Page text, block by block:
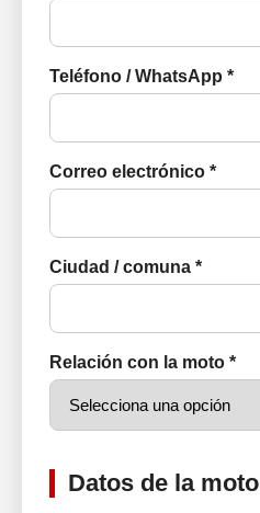
Teléfono / WhatsApp *
Correo electrónico *
Ciudad / comuna *
Relación con la moto *
Datos de la moto